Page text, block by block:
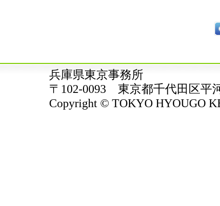
兵庫県東京事務所
〒102-0093 東京都千代田区平
Copyright © TOKYO HYOUGO